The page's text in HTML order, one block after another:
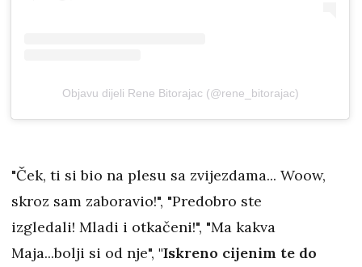
Objavu dijeli Rene Bitorajac (@rene_bitorajac)
"Ček, ti si bio na plesu sa zvijezdama... Woow,
skroz sam zaboravio!", "Predobro ste
izgledali! Mladi i otkačeni!", "Ma kakva
Maja...bolji si od nje", "Iskreno cijenim te do